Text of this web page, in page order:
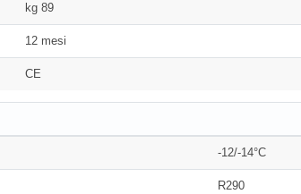
kg 89
12 mesi
CE
-12/-14°C
R290